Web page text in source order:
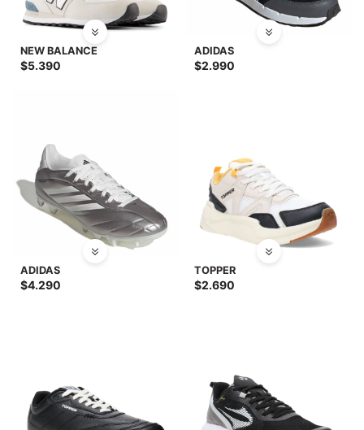
NEW BALANCE
$5.390
ADIDAS
$2.990
ADIDAS
$4.290
TOPPER
$2.690